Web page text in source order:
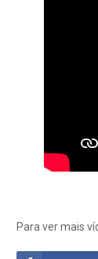
Para ver mais